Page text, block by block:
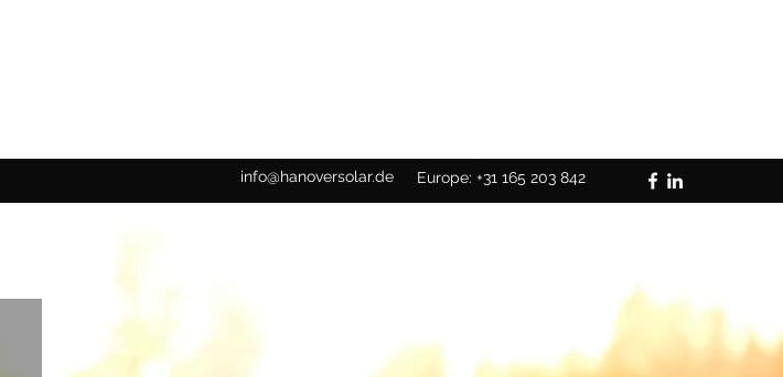
info@hanoversolar.de
Europe: +31 165 203 842